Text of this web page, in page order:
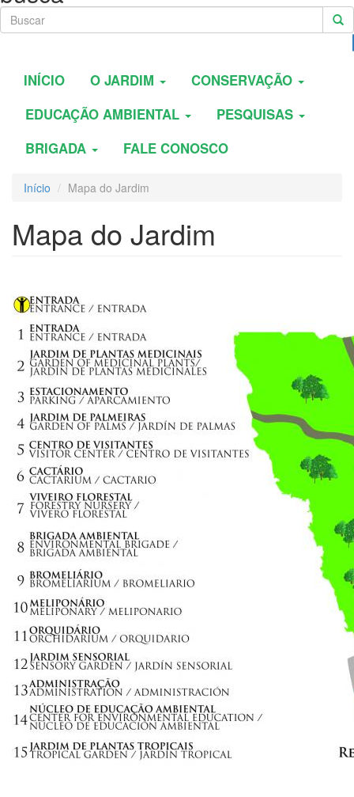
INÍCIO O JARDIM
CONSERVAÇÃO
EDUCAÇÃO AMBIENTAL
PESQUISAS
BRIGADA
FALE CONOSCO
Início Mapa do Jardim
Mapa do Jardim